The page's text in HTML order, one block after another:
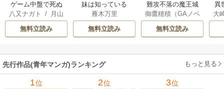
ゲーム中盤で死ぬ
悪役貴族に転生し
たので、外れスキ
ル【テイム】を駆
してみた
八又ナガト / 月山
可也
無料立読み
妹は知っている
雁木万里
無料立読み
難攻不落の魔王城
へようこそ～デバ
フは不要と勇者パ
ーティーを追い出
魔王軍の最高幹部
に迎えられる～
御鷹穂積（GAノベ
ル／SBクリエイテ
ィブ刊）/蚕堂j1
六/ユウヒ
無料立読み
異
は
大
先行作品(青年マンガ)ランキング もっと見る
1位 2位 3位